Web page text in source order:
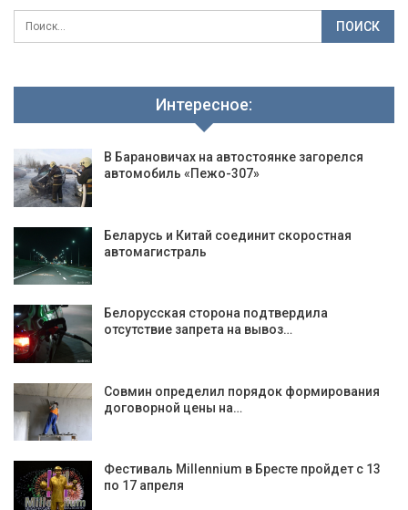
Интересное:
В Барановичах на автостоянке загорелся
автомобиль «Пежо-307»
Беларусь и Китай соединит скоростная
автомагистраль
Белорусская сторона подтвердила
отсутствие запрета на вывоз…
Совмин определил порядок формирования
договорной цены на…
Фестиваль Millennium в Бресте пройдет с 13
по 17 апреля